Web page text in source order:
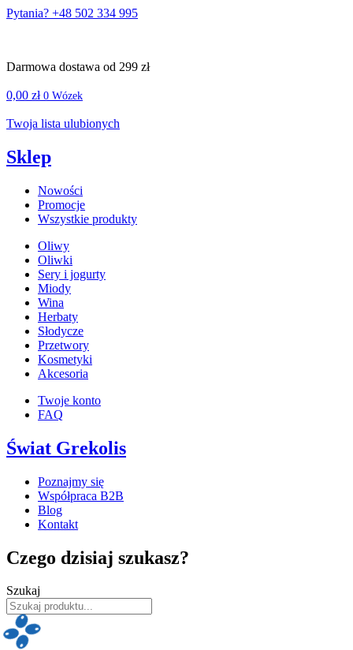
Pytania? +48 502 334 995
Darmowa dostawa od 299 zł
0,00 zł 0 Wózek
Twoja lista ulubionych
Sklep
Nowości
Promocje
Wszystkie produkty
Oliwy
Oliwki
Sery i jogurty
Miody
Wina
Herbaty
Słodycze
Przetwory
Kosmetyki
Akcesoria
Twoje konto
FAQ
Świat Grekolis
Poznajmy się
Współpraca B2B
Blog
Kontakt
Czego dzisiaj szukasz?
Szukaj